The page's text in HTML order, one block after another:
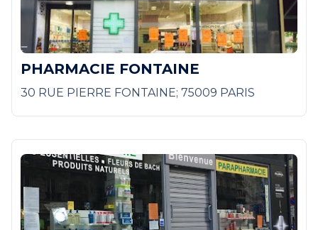
PHARMACIE FONTAINE
30 RUE PIERRE FONTAINE; 75009 PARIS